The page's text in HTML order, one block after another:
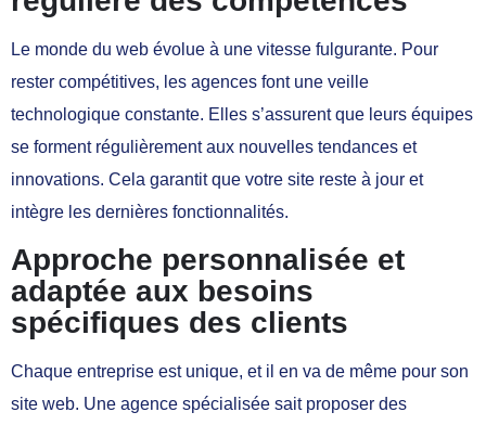
Le monde du web évolue à une vitesse fulgurante. Pour
rester compétitives, les agences font une veille
technologique constante. Elles s’assurent que leurs équipes
se forment régulièrement aux nouvelles tendances et
innovations. Cela garantit que votre site reste à jour et
intègre les dernières fonctionnalités.
Approche personnalisée et
adaptée aux besoins
spécifiques des clients
Chaque entreprise est unique, et il en va de même pour son
site web. Une agence spécialisée sait proposer des